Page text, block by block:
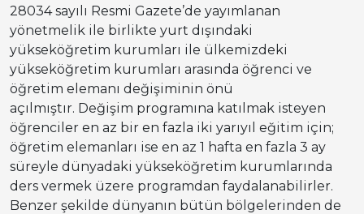
28034 sayılı Resmi Gazete’de yayımlanan
yönetmelik ile birlikte yurt dışındaki
yükseköğretim kurumları ile ülkemizdeki
yükseköğretim kurumları arasında öğrenci ve
öğretim elemanı değişiminin önü
açılmıştır. Değişim programına katılmak isteyen
öğrenciler en az bir en fazla iki yarıyıl eğitim için;
öğretim elemanları ise en az 1 hafta en fazla 3 ay
süreyle dünyadaki yükseköğretim kurumlarında
ders vermek üzere programdan faydalanabilirler.
Benzer şekilde dünyanın bütün bölgelerinden de